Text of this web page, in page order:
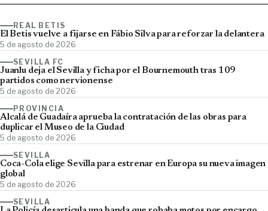
REAL BETIS
El Betis vuelve a fijarse en Fábio Silva para reforzar la delantera
5 de agosto de 2026
SEVILLA FC
Juanlu deja el Sevilla y ficha por el Bournemouth tras 109
partidos como nervionense
5 de agosto de 2026
PROVINCIA
Alcalá de Guadaíra aprueba la contratación de las obras para
duplicar el Museo de la Ciudad
5 de agosto de 2026
SEVILLA
Coca-Cola elige Sevilla para estrenar en Europa su nueva imagen
global
5 de agosto de 2026
SEVILLA